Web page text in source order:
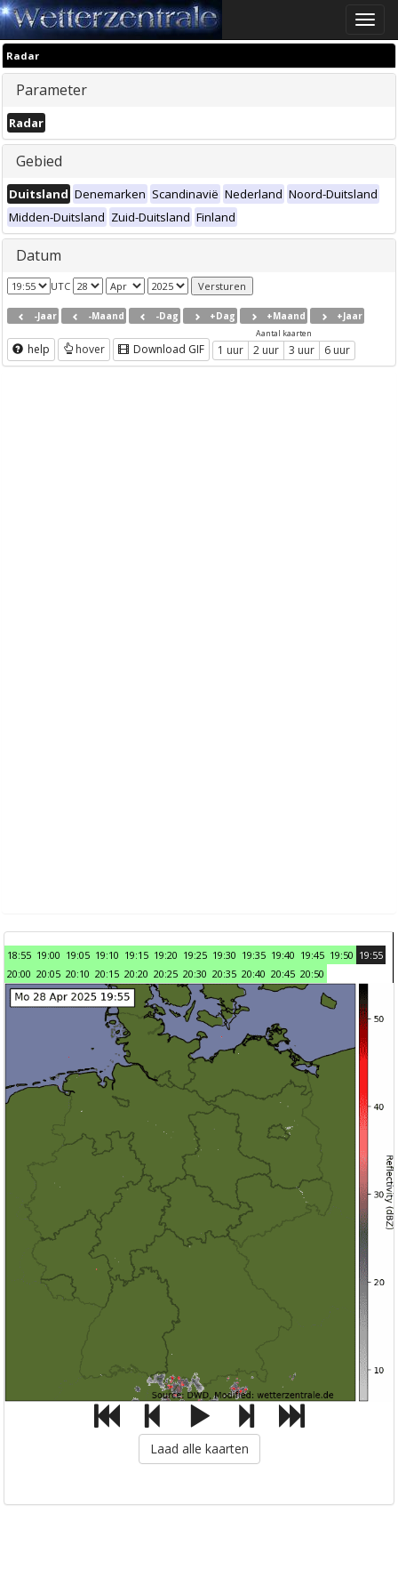
Toggle
Radar
Parameter
Radar
Gebied
Duitsland Denemarken Scandinavië Nederland Noord-Duitsland
Midden-Duitsland Zuid-Duitsland Finland
Datum
UTC
-Jaar -Maand -Dag +Dag +Maand +Jaar
help hover Download GIF
Aantal kaarten
1 uur 2 uur 3 uur 6 uur
18:55 19:00 19:05 19:10 19:15 19:20 19:25 19:30 19:35 19:40 19:45 19:50 19:55
20:00 20:05 20:10 20:15 20:20 20:25 20:30 20:35 20:40 20:45 20:50
Laad alle kaarten